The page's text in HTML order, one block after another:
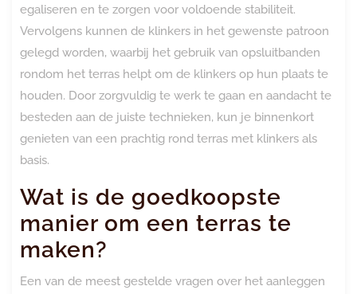
egaliseren en te zorgen voor voldoende stabiliteit.
Vervolgens kunnen de klinkers in het gewenste patroon
gelegd worden, waarbij het gebruik van opsluitbanden
rondom het terras helpt om de klinkers op hun plaats te
houden. Door zorgvuldig te werk te gaan en aandacht te
besteden aan de juiste technieken, kun je binnenkort
genieten van een prachtig rond terras met klinkers als
basis.
Wat is de goedkoopste
manier om een terras te
maken?
Een van de meest gestelde vragen over het aanleggen